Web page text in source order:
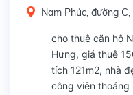
Nam Phúc, đường
cho thuê căn hộ
Hưng, giá thuê
tích 121m2, nhà
công viên thoáng